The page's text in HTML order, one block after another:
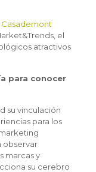
Casademont
el
atractivos
para conocer
su vinculación
para los
observar
marcas y
su cerebro